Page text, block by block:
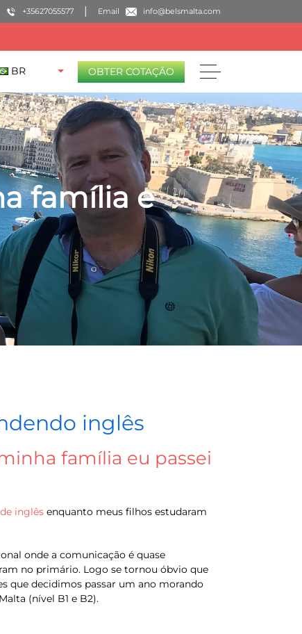
+35627055577 Email info@belsmalta.com
BR OBTER COTAÇÃO
família e
inglês
família eu passei
inglês enquanto meus filhos estudaram
onde a comunicação é quase
no primário. Logo se tornou óbvio que
que decidimos passar um ano morando
(nível B1 e B2).